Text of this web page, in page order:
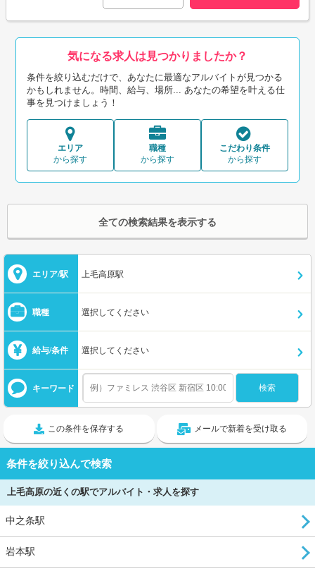
気になる求人は見つかりましたか？
条件を絞り込むだけで、あなたに最適なアルバイトが見つかる
かもしれません。時間、給与、場所... あなたの希望を叶える仕
事を見つけましょう！
エリア
から探す
職種
から探す
こだわり条件
から探す
全ての検索結果を表示する
エリア/駅 上毛高原駅
職種 選択してください
給与/条件 選択してください
キーワード
この条件を保存する メールで新着を受け取る
条件を絞り込んで検索
上毛高原の近くの駅でアルバイト・求人を探す
中之条駅
岩本駅